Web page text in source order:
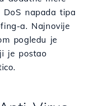
napada tipa
a. Najnovije
pogledu je
je postao